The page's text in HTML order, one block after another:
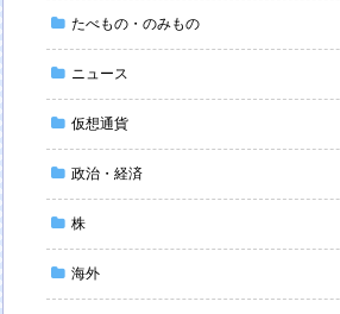
たべもの・のみもの
ニュース
仮想通貨
政治・経済
株
海外